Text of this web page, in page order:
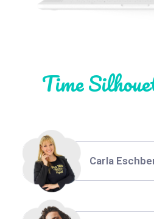
Time Thiara Ney
Carla